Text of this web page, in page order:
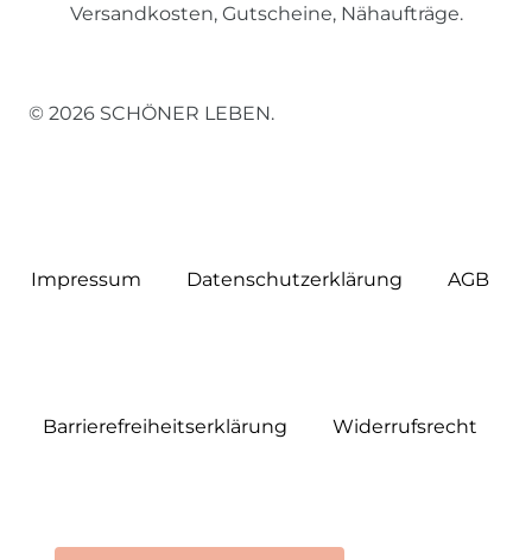
Versandkosten, Gutscheine, Nähaufträge.
© 2026 SCHÖNER LEBEN.
Impressum Daten­schutz­erklärung AGB
Barrierefreiheitserklärung Widerrufs­recht